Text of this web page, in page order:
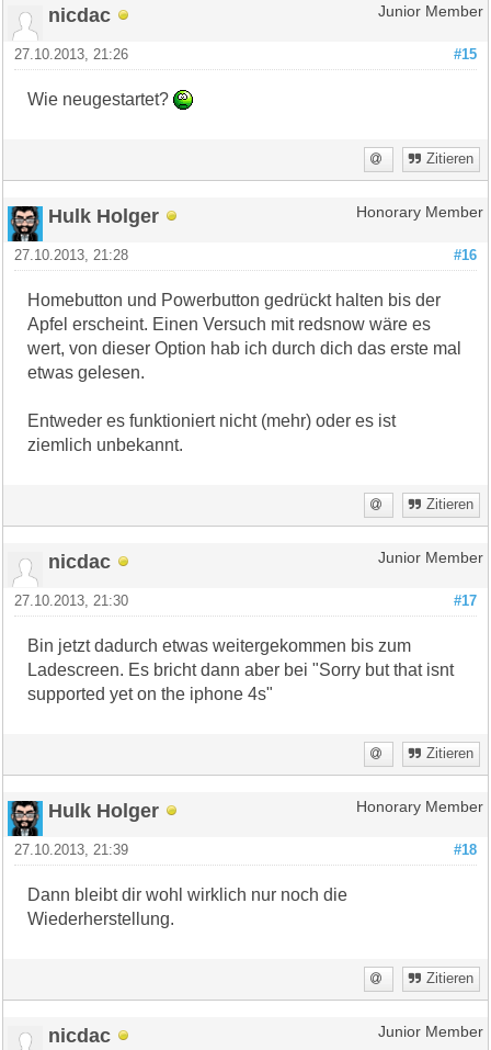
nicdac Junior Member
#15
27.10.2013, 21:26
Wie neugestartet?
Zitieren
Hulk Holger Honorary Member
#16
27.10.2013, 21:28
Homebutton und Powerbutton gedrückt halten bis der
Apfel erscheint. Einen Versuch mit redsnow wäre es
wert, von dieser Option hab ich durch dich das erste mal
etwas gelesen.
Entweder es funktioniert nicht (mehr) oder es ist
ziemlich unbekannt.
Zitieren
nicdac Junior Member
#17
27.10.2013, 21:30
Bin jetzt dadurch etwas weitergekommen bis zum
Ladescreen. Es bricht dann aber bei "Sorry but that isnt
supported yet on the iphone 4s"
Zitieren
Hulk Holger Honorary Member
#18
27.10.2013, 21:39
Dann bleibt dir wohl wirklich nur noch die
Wiederherstellung.
Zitieren
nicdac Junior Member